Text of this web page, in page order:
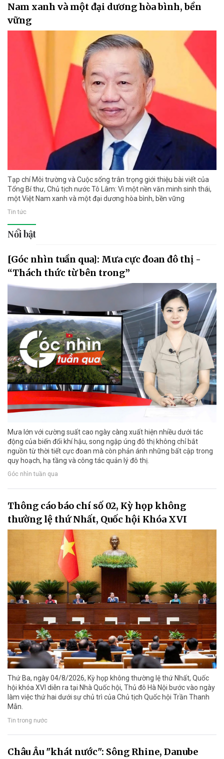
Nam xanh và một đại dương hòa bình, bền
vững
Tạp chí Môi trường và Cuộc sống trân trọng giới thiệu bài viết của
Tổng Bí thư, Chủ tịch nước Tô Lâm: Vì một nền văn minh sinh thái,
một Việt Nam xanh và một đại dương hòa bình, bền vững
Tin tức
Nổi bật
[Góc nhìn tuần qua]: Mưa cực đoan đô thị -
“Thách thức từ bên trong”
Mưa lớn với cường suất cao ngày càng xuất hiện nhiều dưới tác
động của biến đổi khí hậu, song ngập úng đô thị không chỉ bắt
nguồn từ thời tiết cực đoan mà còn phản ánh những bất cập trong
quy hoạch, hạ tầng và công tác quản lý đô thị.
Góc nhìn tuần qua
Thông cáo báo chí số 02, Kỳ họp không
thường lệ thứ Nhất, Quốc hội Khóa XVI
Thứ Ba, ngày 04/8/2026, Kỳ họp không thường lệ thứ Nhất, Quốc
hội khóa XVI diễn ra tại Nhà Quốc hội, Thủ đô Hà Nội bước vào ngày
làm việc thứ hai dưới sự chủ trì của Chủ tịch Quốc hội Trần Thanh
Mẫn.
Tin trong nước
Châu Âu "khát nước": Sông Rhine, Danube